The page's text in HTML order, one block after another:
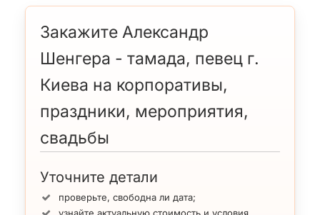
Закажите Александр
Шенгера - тамада, певец г.
Киева на корпоративы,
праздники, мероприятия,
свадьбы
Уточните детали
проверьте, свободна ли дата;